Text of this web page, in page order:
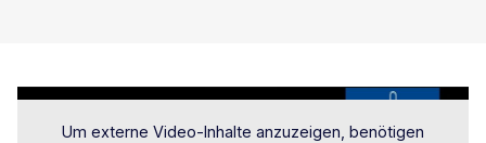
Um externe Video-Inhalte anzuzeigen, benötigen